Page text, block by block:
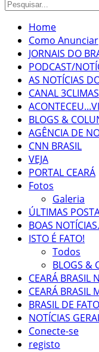
Home
Como Anunciar
JORNAIS DO
PODCAST/
AS NOTÍCIAS
CANAL 3CLIMAS
BLOGS &
AGÊNCIA DE
CNN BRASIL
VEJA
PORTAL CEARÁ
Fotos
Galeria
ÚLTIMAS
BOAS
ISTO É FATO!
Todos
BLOGS &
CEARÁ BRASIL
CEARÁ BRASIL
BRASIL DE FATO
NOTÍCIAS
Conecte-se
registo